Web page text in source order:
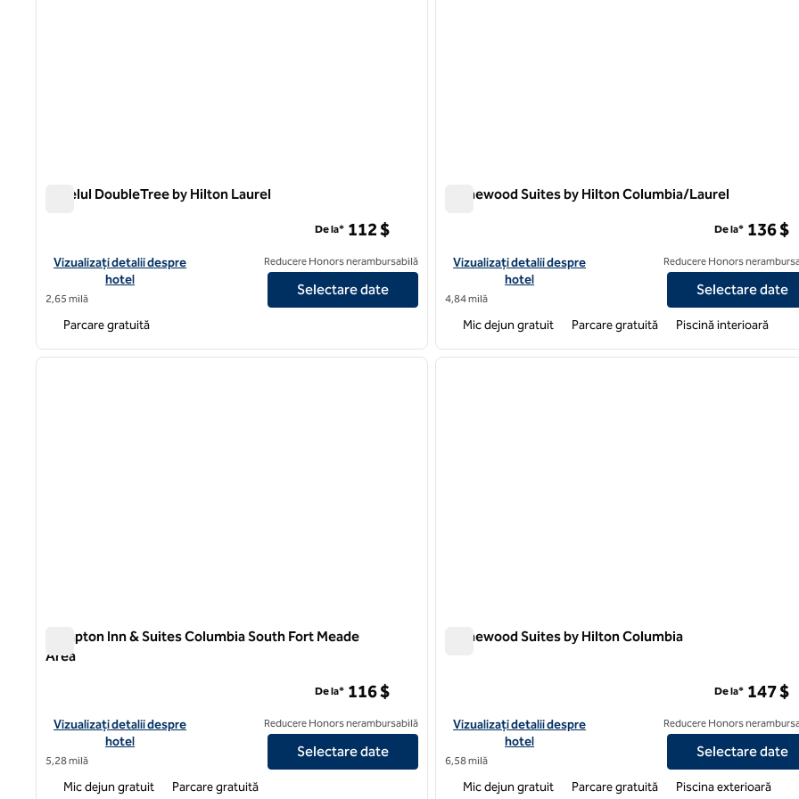
Hotelul DoubleTree by Hilton Laurel
Vizualizați detaliile hotelului DoubleTree by Hilton Hotel Laurel
Vizualizați detalii despre
hotel
2,65 milă
De la* 112 $
Reducere Honors nerambursabilă
Selectare date
Parcare gratuită
Homewood Suites by Hilton Columbia/Laurel
Vizualizați detaliile hotelului pentru Homewood Suites by Hilton
Vizualizați detalii despre
hotel
4,84 milă
De la* 136 $
Reducere Honors
Selectare date
Mic dejun gratuit Parcare gratuită Piscină interioară
1 din 12
imaginea următoare
Hampton Inn & Suites Columbia South Fort Meade
Area
Vizualizați detaliile hotelului pentru zona de meade Hampton Inn & Suites Columbia South Fort
Vizualizați detalii despre
hotel
5,28 milă
De la* 116 $
Reducere Honors nerambursabilă
Selectare date
Mic dejun gratuit Parcare gratuită
1 din 12
Homewood Suites by Hilton Columbia
Vizualizați detaliile hotelului pentru Homewood Suites by Hilton
Vizualizați detalii despre
hotel
6,58 milă
De la* 147 $
Reducere Honors
Selectare date
Mic dejun gratuit Parcare gratuită Piscina exterioară